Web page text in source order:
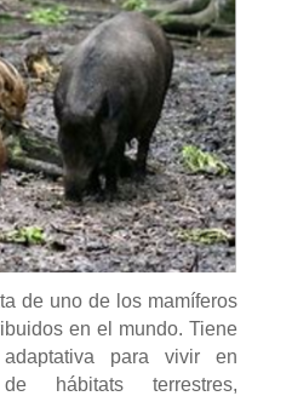
de uno de los mamíferos
en el mundo. Tiene
para vivir en
hábitats terrestres,